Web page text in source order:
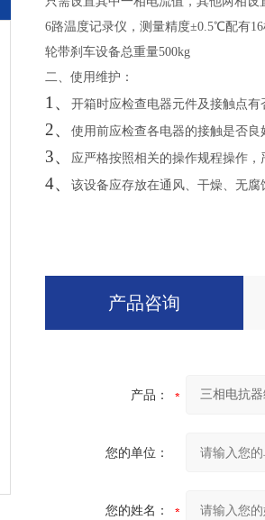
6路温度记录仪，测量精度±0.5℃配有
轮带刹车设备总重量500kg
二、使用维护：
1、开箱时应检查电器元件及接触点有
2、使用前应检查各电器的接触是否良
3、 应严格按照相关的操作规程操作
4、该设备应存放在通风、干燥、无腐
产品咨询
产品：
您的单位：
您的姓名：